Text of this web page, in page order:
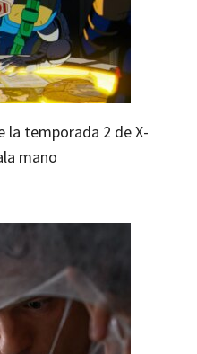
la temporada 2 de X-
mano